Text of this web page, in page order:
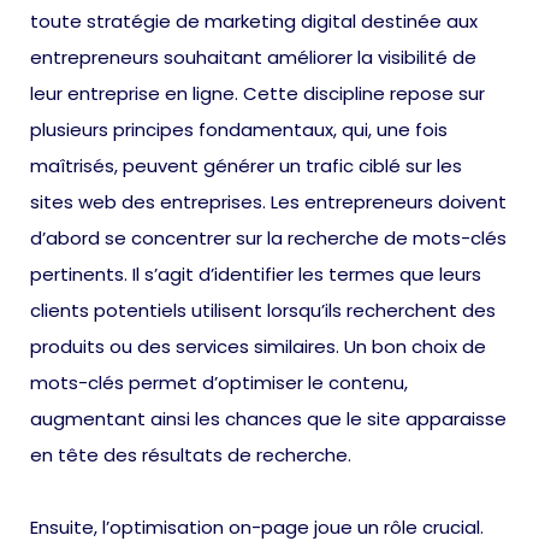
toute stratégie de marketing digital destinée aux
entrepreneurs souhaitant améliorer la visibilité de
leur entreprise en ligne. Cette discipline repose sur
plusieurs principes fondamentaux, qui, une fois
maîtrisés, peuvent générer un trafic ciblé sur les
sites web des entreprises. Les entrepreneurs doivent
d’abord se concentrer sur la recherche de mots-clés
pertinents. Il s’agit d’identifier les termes que leurs
clients potentiels utilisent lorsqu’ils recherchent des
produits ou des services similaires. Un bon choix de
mots-clés permet d’optimiser le contenu,
augmentant ainsi les chances que le site apparaisse
en tête des résultats de recherche.
Ensuite, l’optimisation on-page joue un rôle crucial.